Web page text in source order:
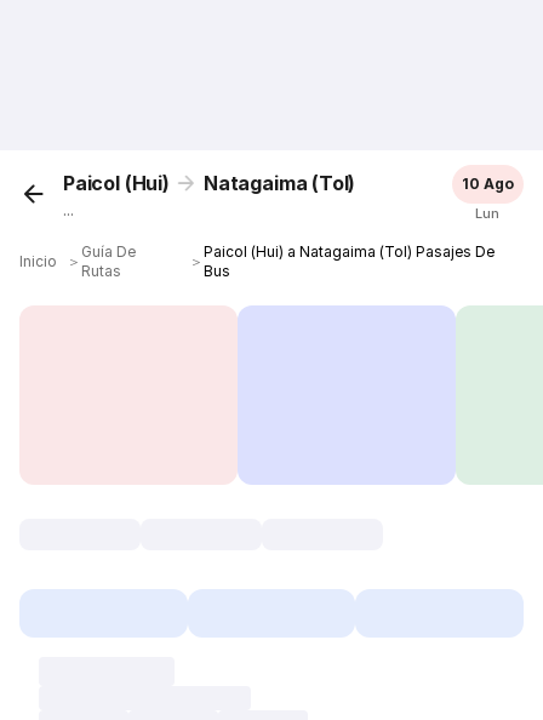
Paicol (Hui) Natagaima (Tol)
...
10 Ago
Lun
Inicio ＞
Guía De
Rutas
＞
Paicol (Hui) a Natagaima (Tol) Pasajes De
Bus